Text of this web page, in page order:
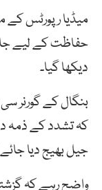
میڈیا رپورٹس کے
حفاظت کے لیے
دیکھا گیا۔
بنگال کے گورنر
کہ تشدد کے ذمہ
جیل بھیج دیا
واضح رہے کہ